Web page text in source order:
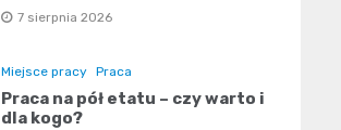
7 sierpnia 2026
Miejsce pracy Praca
Praca na pół etatu – czy warto i
dla kogo?